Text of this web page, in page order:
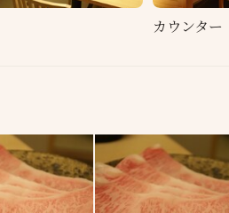
カウンター